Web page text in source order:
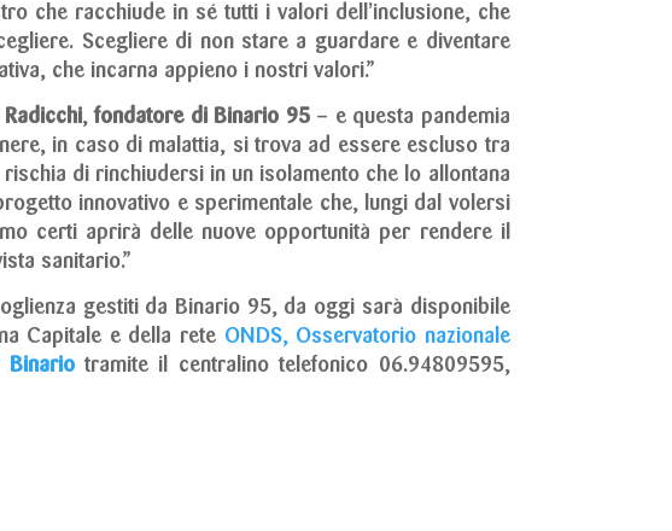
che racchiude in sé tutti i valori dell’inclusione, che
Scegliere di non stare a guardare e diventare
che incarna appieno i nostri valori.”
,fondatore di Binario 95– e questa pandemia
in caso di malattia, si trova ad essere escluso tra
di rinchiudersi in un isolamento che lo allontana
innovativo e sperimentale che, lungi dal volersi
certi aprirà delle nuove opportunità per rendere il
sanitario.”
gestiti da Binario 95, da oggi sarà disponibile
Capitale e della rete ONDS, Osservatorio nazionale
Binariotramite il centralino telefonico 06.94809595,